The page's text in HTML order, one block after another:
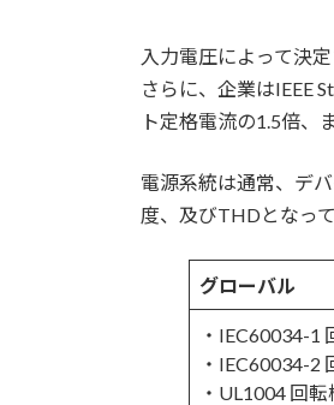
入力電圧によって決
さらに、企業はIEEE
ト定格電流の1.5倍、
電源系統は通常、デ
度、及びTHDとなっ
グローバル
・IEC60034-1
・IEC60034-2
・UL1004 回